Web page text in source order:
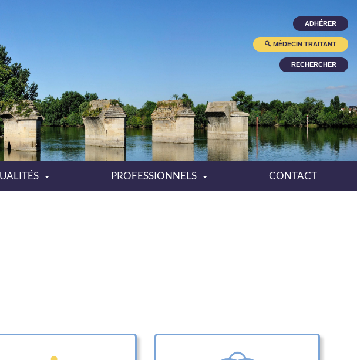
ADHÉRER
🔍 MÉDECIN TRAITANT
RECHERCHER
PROFESSIONNELS CONTACT